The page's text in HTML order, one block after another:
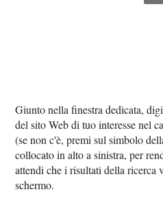
Giunto nella finestra dedicata,
del sito Web di tuo interesse nel
(se non c'è, premi sul simbolo
collocato in alto a sinistra, per
attendi che i risultati della ricerca
schermo.